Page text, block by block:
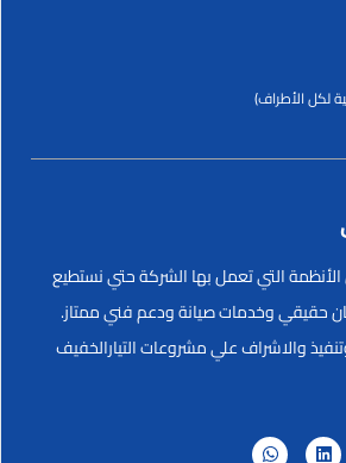
لكل الأطراف)
التي تعمل بها الشركة حتي نستطيع
حقيقي وخدمات صيانة ودعم فني ممتاز.
والاشراف علي مشروعات التيارالخفيف